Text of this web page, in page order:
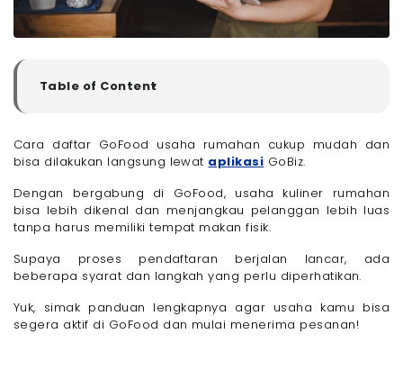
Table of Content
▼
- 1. Jangkauan Pasar Lebih Luas
- 2. Meningkatkan Penjualan Tanpa Perlu Tempat
- 3. Promosi Lebih Mudah
- 4. Sistem Pembayaran Praktis
- 6. Data Penjualan Lebih Tertata
- 7. Bisa Menjangkau Pelanggan Setia
Persyaratan Daftar GoFood untuk Usaha Rumahan
- Syarat Umum
Cara daftar GoFood usaha rumahan cukup mudah dan
bisa dilakukan langsung lewat aplikasi GoBiz.
Dengan bergabung di GoFood, usaha kuliner rumahan
bisa lebih dikenal dan menjangkau pelanggan lebih luas
tanpa harus memiliki tempat makan fisik.
Supaya proses pendaftaran berjalan lancar, ada
beberapa syarat dan langkah yang perlu diperhatikan.
Yuk, simak panduan lengkapnya agar usaha kamu bisa
segera aktif di GoFood dan mulai menerima pesanan!